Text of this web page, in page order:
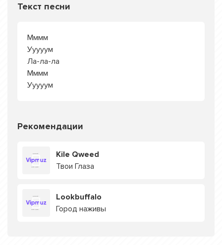
Текст песни
Мммм
Ууууум
Ла-ла-ла
Мммм
Ууууум
Рекомендации
Kile Qweed
Твои Глаза
Lookbuffalo
Город наживы